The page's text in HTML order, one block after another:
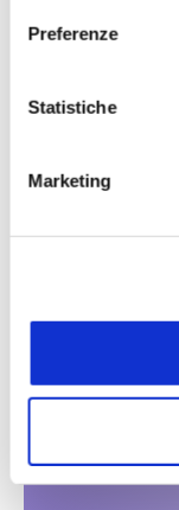
Preferenze
Statistiche
Marketing